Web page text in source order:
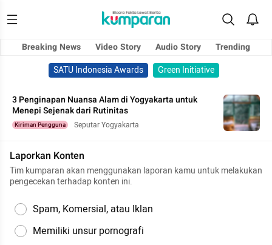
Breaking News Video Story Audio Story
Trending
SATU Indonesia Awards
Green Initiative
3 Penginapan Nuansa Alam di Yogyakarta untuk
Menepi Sejenak dari Rutinitas
Kiriman Pengguna Seputar Yogyakarta
Laporkan Konten
Tim kumparan akan menggunakan laporan kamu untuk melakukan
pengecekan terhadap konten ini.
Spam, Komersial, atau Iklan
Memiliki unsur pornografi